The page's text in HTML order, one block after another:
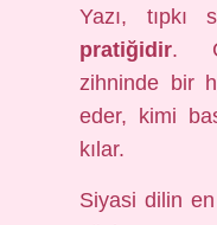
Yazı,
pratiğidir.
zihninde bir
eder, kimi
kılar.
Siyasi dilin